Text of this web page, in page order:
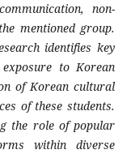
non-
mentioned group.
identifies key
to Korean
of Korean cultural
of these students.
the role of popular
within diverse